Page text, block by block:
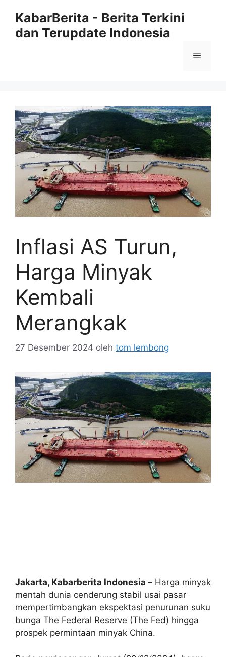
KabarBerita - Berita Terkini
dan Terupdate Indonesia
Menu
Inflasi AS Turun,
Harga Minyak
Kembali
Merangkak
27 Desember 2024 oleh tom lembong
Jakarta, Kabarberita Indonesia – Harga minyak
mentah dunia cenderung stabil usai pasar
mempertimbangkan ekspektasi penurunan suku
bunga The Federal Reserve (The Fed) hingga
prospek permintaan minyak China.